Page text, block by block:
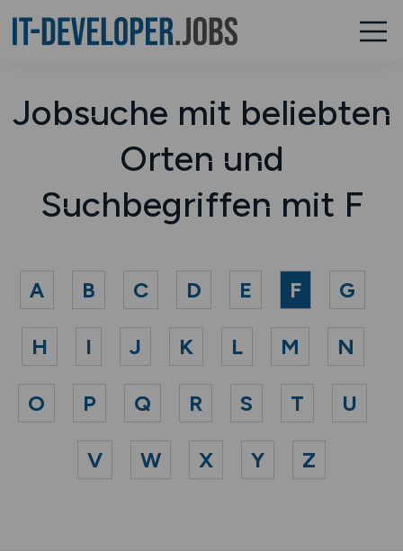
Jobsuche mit beliebten
Orten und
Suchbegriffen mit F
A B C D E F G
H I J K L M N
O P Q R S T U
V W X Y Z